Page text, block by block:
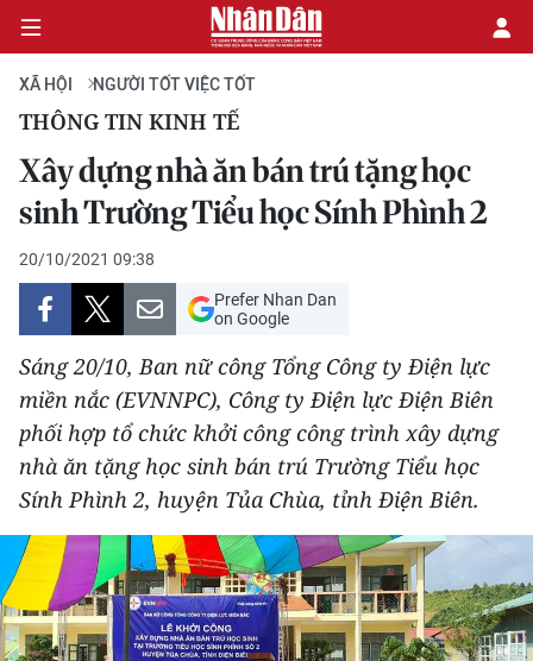
CHÍNH TRỊ
KINH TẾ
VĂN HÓA
XÃ HỘI
PHÁP LUẬT
DU LỊCH
THẾ GIỚI
THỂ THAO
GIÁO DỤC
XÃ HỘI NGƯỜI TỐT VIỆC TỐT
THÔNG TIN KINH TẾ
Xây dựng nhà ăn bán trú tặng học
sinh Trường Tiểu học Sính Phình 2
20/10/2021 09:38
Prefer Nhan Dan
on Google
Sáng 20/10, Ban nữ công Tổng Công ty Điện lực
miền nắc (EVNNPC), Công ty Điện lực Điện Biên
phối hợp tổ chức khởi công công trình xây dựng
nhà ăn tặng học sinh bán trú Trường Tiểu học
Sính Phình 2, huyện Tủa Chùa, tỉnh Điện Biên.